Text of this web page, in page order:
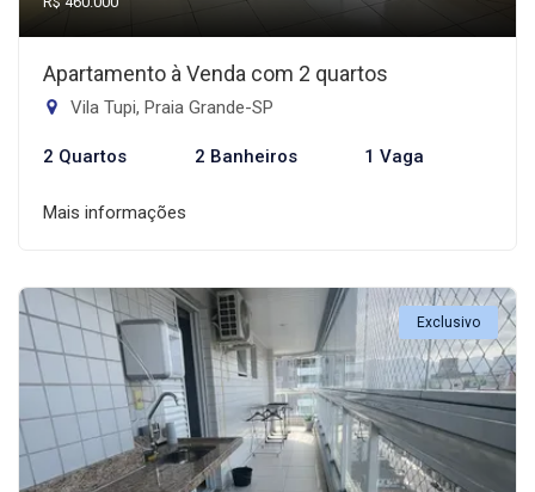
Apartamento à Venda com 2 quartos
Vila Tupi, Praia Grande-SP
2 Quartos 2 Banheiros 1 Vaga
Mais informações
Exclusivo